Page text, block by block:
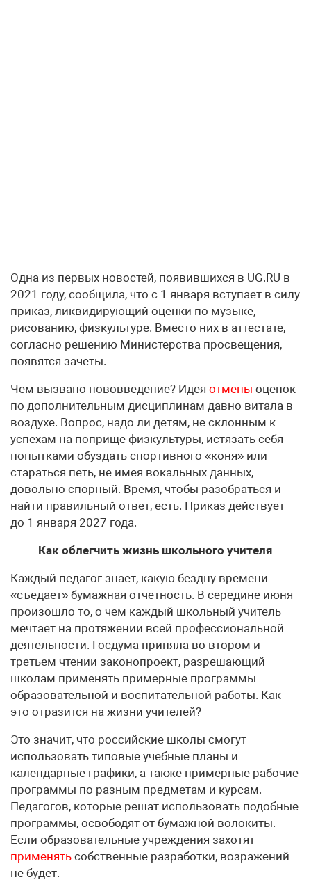
Одна из первых новостей, появившихся в UG.RU в
2021 году, сообщила, что с 1 января вступает в силу
приказ, ликвидирующий оценки по музыке,
рисованию, физкультуре. Вместо них в аттестате,
согласно решению Министерства просвещения,
появятся зачеты.
Чем вызвано нововведение? Идея отмены оценок
по дополнительным дисциплинам давно витала в
воздухе. Вопрос, надо ли детям, не склонным к
успехам на поприще физкультуры, истязать себя
попытками обуздать спортивного «коня» или
стараться петь, не имея вокальных данных,
довольно спорный. Время, чтобы разобраться и
найти правильный ответ, есть. Приказ действует
до 1 января 2027 года.
Как облегчить жизнь школьного учителя
Каждый педагог знает, какую бездну времени
«съедает» бумажная отчетность. В середине июня
произошло то, о чем каждый школьный учитель
мечтает на протяжении всей профессиональной
деятельности. Госдума приняла во втором и
третьем чтении законопроект, разрешающий
школам применять примерные программы
образовательной и воспитательной работы. Как
это отразится на жизни учителей?
Это значит, что российские школы смогут
использовать типовые учебные планы и
календарные графики, а также примерные рабочие
программы по разным предметам и курсам.
Педагогов, которые решат использовать подобные
программы, освободят от бумажной волокиты.
Если образовательные учреждения захотят
применять собственные разработки, возражений
не будет.